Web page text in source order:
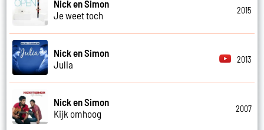
Nick en Simon
Je weet toch
2015
Nick en Simon
Julia
2013
Nick en Simon
Kijk omhoog
2007